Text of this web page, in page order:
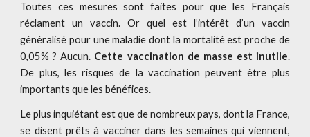
Toutes ces mesures sont faites pour que les Français
réclament un vaccin. Or quel est l’intérêt d’un vaccin
généralisé pour une maladie dont la mortalité est proche de
0,05% ? Aucun. Cette vaccination de masse est inutile.
De plus, les risques de la vaccination peuvent être plus
importants que les bénéfices.
Le plus inquiétant est que de nombreux pays, dont la France,
se disent prêts à vacciner dans les semaines qui viennent,